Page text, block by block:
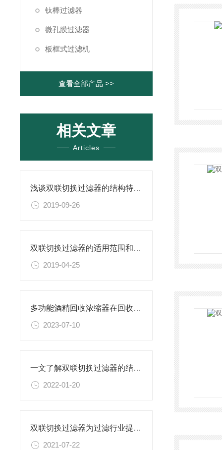
钛棒过滤器
微孔膜过滤器
板框式过滤机
查看全部产品 >>
相关文章
Articles
浅谈双联切换过滤器的结构特点及应用范围
2019-09-26
双联切换过滤器的适用范围和工作原理
2019-04-25
多功能酒精回收浓缩器在回收过程中的常见问题及解决方法
2023-07-10
一文了解双联切换过滤器的结构及安装使用
2022-01-20
双联切换过滤器为过滤行业提供了诸多方便
2021-07-22